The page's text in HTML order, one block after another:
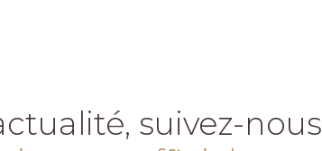
suivez-nous